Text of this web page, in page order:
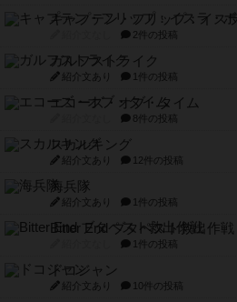
キャプテン・フリップ：イス
2件の投稿
ガルフストライク
紹介文あり 1件の投稿
エコーズ・オブ・タイム
8件の投稿
スカルキング
紹介文あり 12件の投稿
海兵隊
紹介文あり 1件の投稿
Bitter End ブタペスト救出作戦
1件の投稿
ドコジャン
紹介文あり 10件の投稿